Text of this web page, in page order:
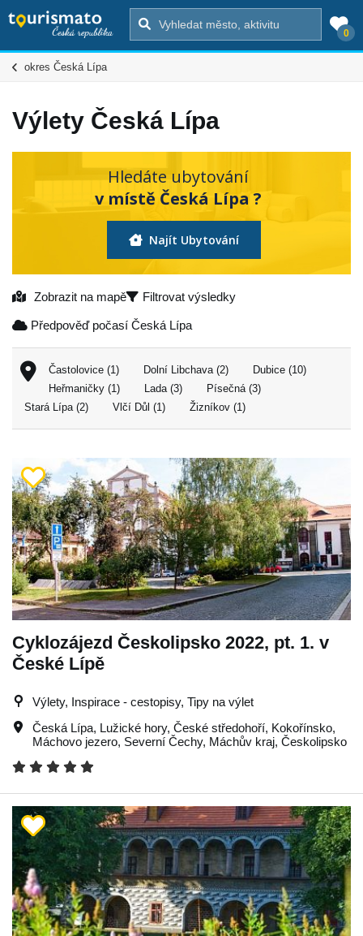
0
okres Česká Lípa
Výlety Česká Lípa
Hledáte ubytování
v místě Česká Lípa ?
Najít Ubytování
Zobrazit na mapě Filtrovat výsledky
Předpověď počasí Česká Lípa
Častolovice (1) Dolní Libchava (2)
Dubice (10)
Heřmaničky (1)
Lada (3)
Písečná (3)
Stará Lípa (2)
Vlčí Důl (1) Žizníkov (1)
Cyklozájezd Českolipsko 2022, pt. 1. v
České Lípě
Výlety, Inspirace - cestopisy, Tipy na výlet
Česká Lípa, Lužické hory, České středohoří, Kokořínsko,
Máchovo jezero, Severní Čechy, Máchův kraj, Českolipsko